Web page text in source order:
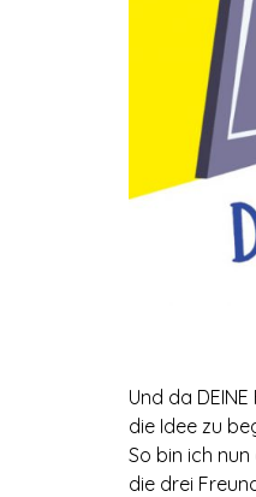
Und da
die Idee zu
So bin ich
die drei